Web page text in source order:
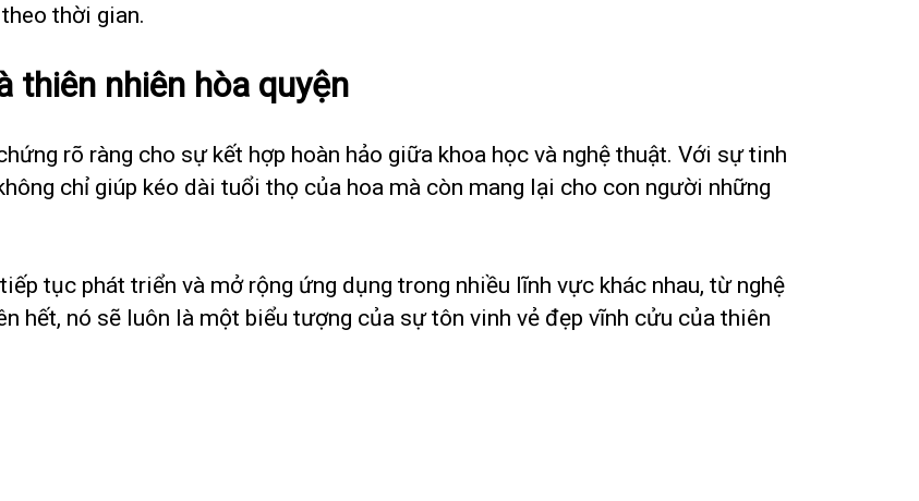
thời gian.
thiên nhiên hòa quyện
rõ ràng cho sự kết hợp hoàn hảo giữa khoa học và nghệ thuật. Với sự tinh
chỉ giúp kéo dài tuổi thọ của hoa mà còn mang lại cho con người những
tục phát triển và mở rộng ứng dụng trong nhiều lĩnh vực khác nhau, từ nghệ
hết, nó sẽ luôn là một biểu tượng của sự tôn vinh vẻ đẹp vĩnh cửu của thiên